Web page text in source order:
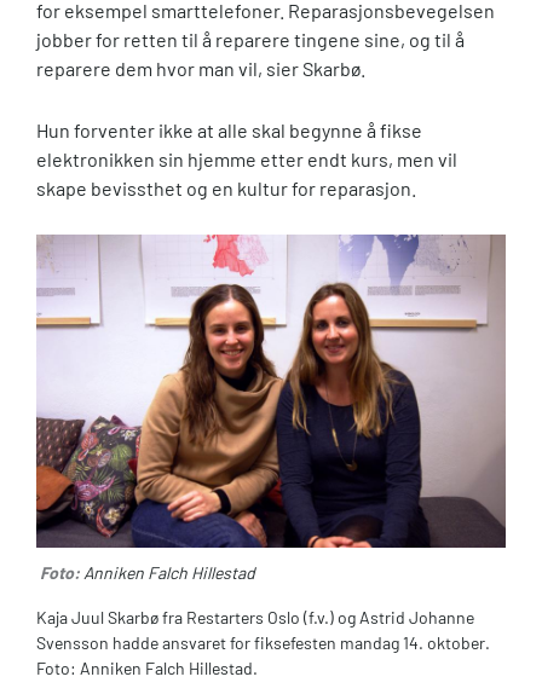
for eksempel smarttelefoner. Reparasjonsbevegelsen
jobber for retten til å reparere tingene sine, og til å
reparere dem hvor man vil, sier Skarbø.
Hun forventer ikke at alle skal begynne å fikse
elektronikken sin hjemme etter endt kurs, men vil
skape bevissthet og en kultur for reparasjon.
Foto: Anniken Falch Hillestad
Kaja Juul Skarbø fra Restarters Oslo (f.v.) og Astrid Johanne
Svensson hadde ansvaret for fiksefesten mandag 14. oktober.
Foto: Anniken Falch Hillestad.